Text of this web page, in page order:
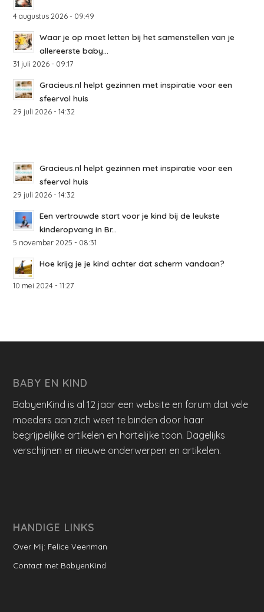
4 augustus 2026 - 09:49
Waar je op moet letten bij het samenstellen van je
allereerste baby...
31 juli 2026 - 09:17
Gracieus.nl helpt gezinnen met inspiratie voor een
sfeervol huis
29 juli 2026 - 14:32
Gracieus.nl helpt gezinnen met inspiratie voor een
sfeervol huis
29 juli 2026 - 14:32
Een vertrouwde start voor je kind bij de leukste
kinderopvang in Br...
5 november 2025 - 08:31
Hoe krijg je je kind achter dat scherm vandaan?
10 mei 2024 - 11:27
BABY EN KIND
BabyenKind is al 12 jaar een website en forum dat vele
moeders aan zich weet te binden door haar
begrijpelijke artikelen en hartelijke toon. Dagelijks
verschijnen er nieuwe onderwerpen en artikelen.
HANDIGE LINKS
Over Mij: Felice Veenman
Contact met BabyenKind